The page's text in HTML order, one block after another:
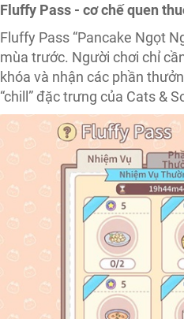
Fluffy Pass - cơ chế quen
Fluffy Pass “Pancake Ngọt
mùa trước. Người chơi chỉ
khóa và nhận các phần
“chill” đặc trưng của Cats &